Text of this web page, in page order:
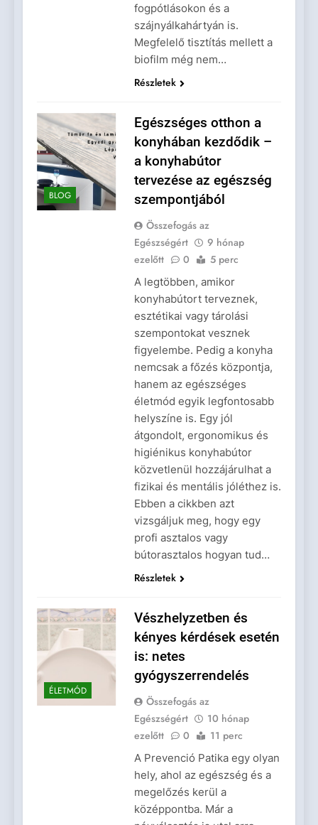
fogpótlásokon és a
szájnyálkahártyán is.
Megfelelő tisztítás mellett a
biofilm még nem…
Részletek
BLOG
Egészséges otthon a
konyhában kezdődik –
a konyhabútor
tervezése az egészség
szempontjából
Összefogás az
Egészségért
9 hónap
ezelőtt
0 5 perc
A legtöbben, amikor
konyhabútort terveznek,
esztétikai vagy tárolási
szempontokat vesznek
figyelembe. Pedig a konyha
nemcsak a főzés központja,
hanem az egészséges
életmód egyik legfontosabb
helyszíne is. Egy jól
átgondolt, ergonomikus és
higiénikus konyhabútor
közvetlenül hozzájárulhat a
fizikai és mentális jóléthez is.
Ebben a cikkben azt
vizsgáljuk meg, hogy egy
profi asztalos vagy
bútorasztalos hogyan tud…
Részletek
ÉLETMÓD
Vészhelyzetben és
kényes kérdések esetén
is: netes
gyógyszerrendelés
Összefogás az
Egészségért
10 hónap
ezelőtt
0 11 perc
A Prevenció Patika egy olyan
hely, ahol az egészség és a
megelőzés kerül a
középpontba. Már a